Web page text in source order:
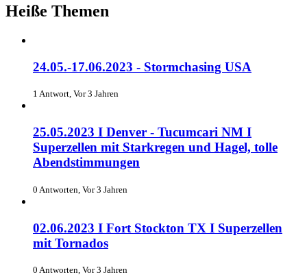
Heiße Themen
24.05.-17.06.2023 - Stormchasing USA
1 Antwort, Vor 3 Jahren
25.05.2023 I Denver - Tucumcari NM I
Superzellen mit Starkregen und Hagel, tolle
Abendstimmungen
0 Antworten, Vor 3 Jahren
02.06.2023 I Fort Stockton TX I Superzellen
mit Tornados
0 Antworten, Vor 3 Jahren